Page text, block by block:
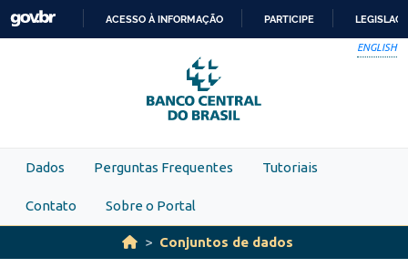
Skip to main content
PARA
O
CONTEÚDO
ACESSO À INFORMAÇÃO PARTICIPE
ENGLISH
Dados Perguntas Frequentes Tutoriais
Contato Sobre o Portal
Conjuntos de dados